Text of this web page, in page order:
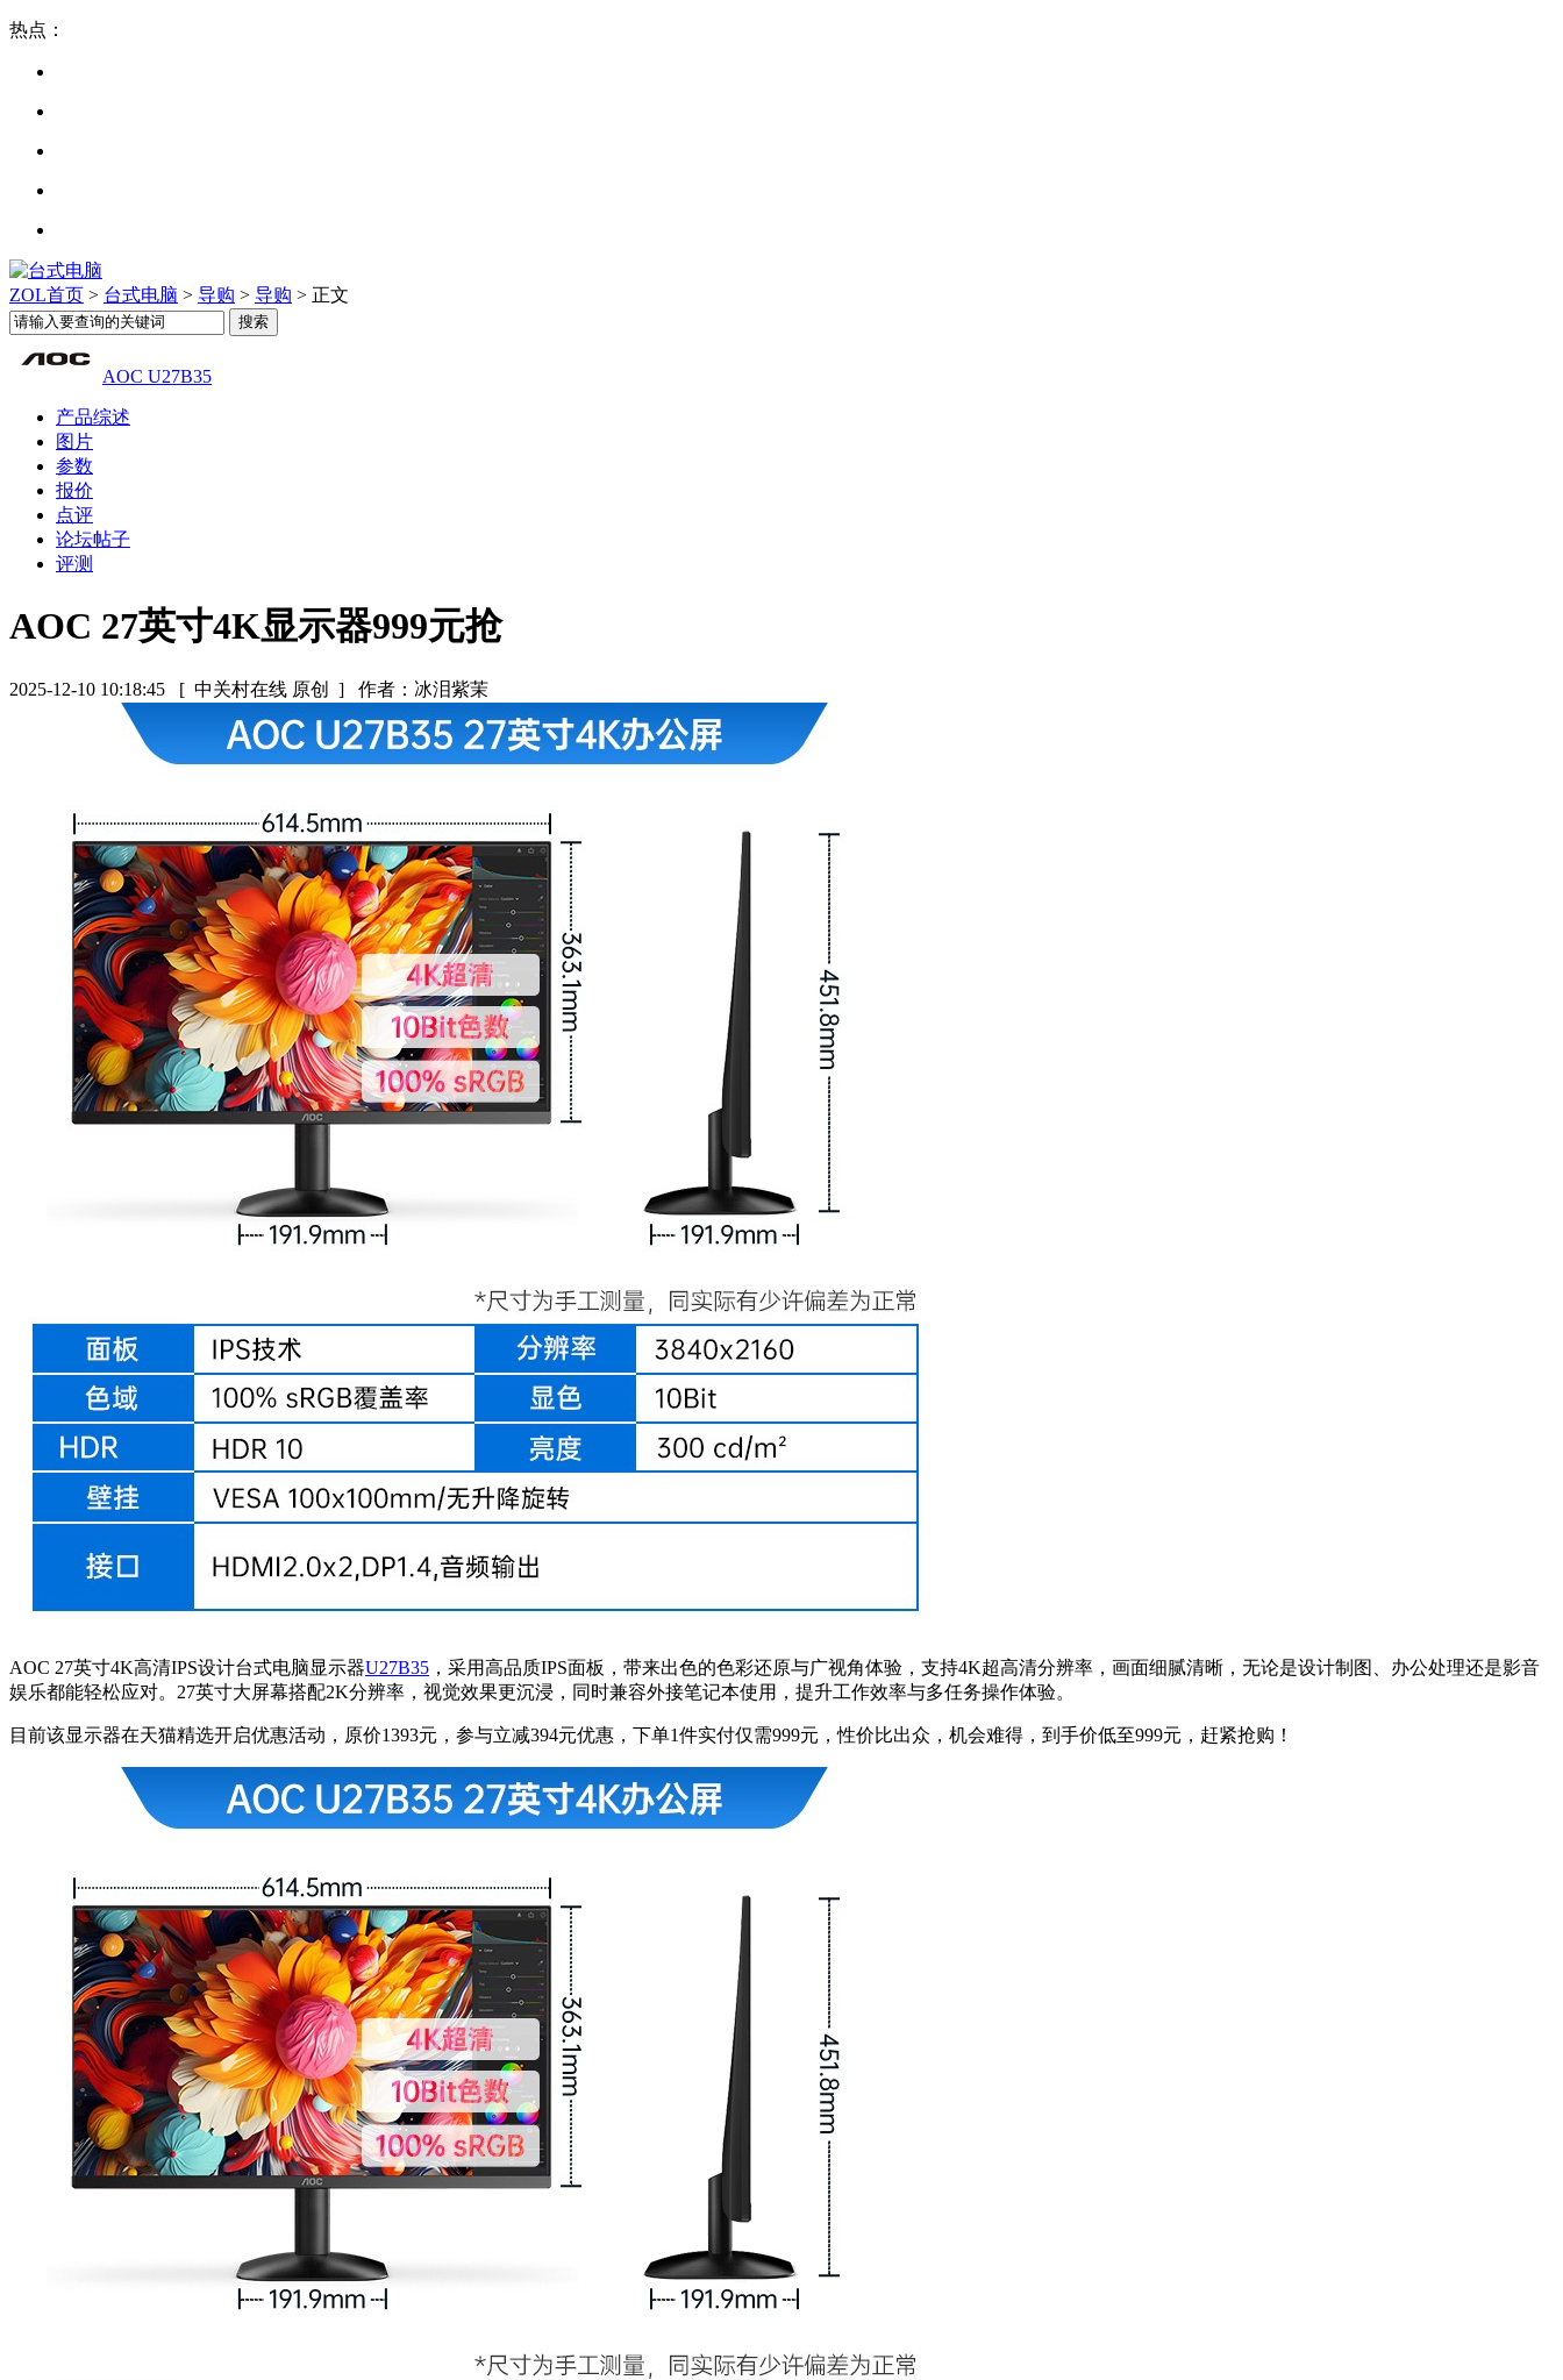
热点：
ZOL首页 > 台式电脑 > 导购 > 导购 > 正文
AOC U27B35
产品综述
图片
参数
报价
点评
论坛帖子
评测
AOC 27英寸4K显示器999元抢
2025-12-10 10:18:45 [ 中关村在线 原创 ] 作者：冰泪紫茉
AOC 27英寸4K高清IPS设计台式电脑显示器U27B35 ，采用高品质IPS面板，带来出色的色彩还原与广视角体验，支持4K超高清分辨率，画面细腻清晰，无论是设计制图、办公处理还是影音
娱乐都能轻松应对。27英寸大屏幕搭配2K分辨率，视觉效果更沉浸，同时兼容外接笔记本使用，提升工作效率与多任务操作体验。
目前该显示器在天猫精选开启优惠活动，原价1393元，参与立减394元优惠，下单1件实付仅需999元，性价比出众，机会难得，到手价低至999元，赶紧抢购！